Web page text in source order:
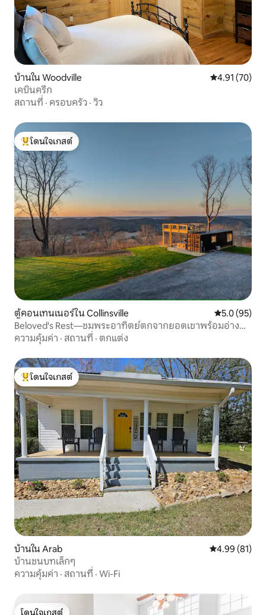
บ้านใน Woodville คะแนนเฉลี่ย
4.91 (70)
เคบินครีก
สถานที่ · ครอบครัว · วิว
โดนใจเกสต์ที่สุด
โดนใจเกสต์
ตู้คอนเทนเนอร์ใน Collinsville คะแนนเฉลี่ย
5.0 (95)
Beloved's Rest—ชมพระอาทิตย์ตกจากยอดเขาพร้อมอ่างน้ำ
ร้อน
ความคุ้มค่า · สถานที่ · ตกแต่ง
โดนใจเกสต์ที่สุด
โดนใจเกสต์
บ้านใน Arab คะแนนเฉลี่ย
4.99 (81)
บ้านชนบทเล็กๆ
ความคุ้มค่า · สถานที่ · Wi-Fi
โดนใจเกสต์